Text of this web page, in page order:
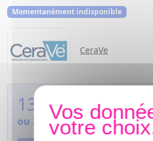
Momentanément indisponible
CeraVe
13,92€
ou 3,48€si 4 fois sans frais